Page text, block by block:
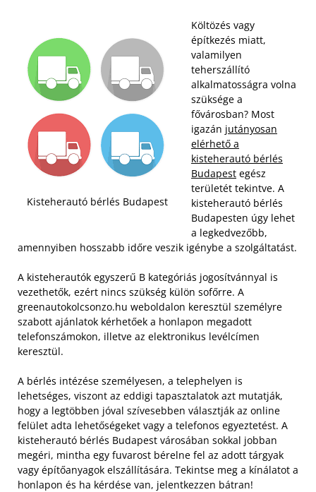
Kisteherautó bérlés Budapest
Költözés vagy
építkezés miatt,
valamilyen
teherszállító
alkalmatosságra volna
szüksége a
fővárosban? Most
igazán jutányosan
elérhető a
kisteherautó bérlés
Budapest egész
területét tekintve. A
kisteherautó bérlés
Budapesten úgy lehet
a legkedvezőbb,
amennyiben hosszabb időre veszik igénybe a szolgáltatást.
A kisteherautók egyszerű B kategóriás jogosítvánnyal is
vezethetők, ezért nincs szükség külön sofőrre. A
greenautokolcsonzo.hu weboldalon keresztül személyre
szabott ajánlatok kérhetőek a honlapon megadott
telefonszámokon, illetve az elektronikus levélcímen
keresztül.
A bérlés intézése személyesen, a telephelyen is
lehetséges, viszont az eddigi tapasztalatok azt mutatják,
hogy a legtöbben jóval szívesebben választják az online
felület adta lehetőségeket vagy a telefonos egyeztetést. A
kisteherautó bérlés Budapest városában sokkal jobban
megéri, mintha egy fuvarost bérelne fel az adott tárgyak
vagy építőanyagok elszállítására. Tekintse meg a kínálatot a
honlapon és ha kérdése van, jelentkezzen bátran!